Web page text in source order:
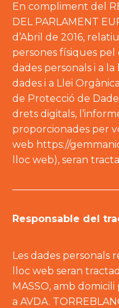
En compliment del
DEL PARLAMENT
d’Abril de 2016,
persones físiques
dades personals i a
dades i a Llei
de Protecció de
drets digitals,
proporcionades per
web https://
lloc web), seran
Responsable del
Les dades personals
lloc web seran
MASSO, amb
a AVDA.